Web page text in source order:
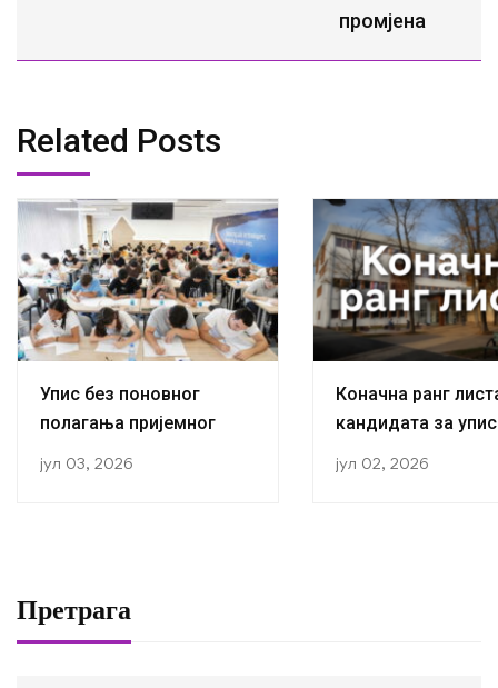
промјена
Related Posts
Упис без поновног
полагања пријемног
јул 03, 2026
Коначна ранг
кандидата за
јул 02, 2026
Претрага